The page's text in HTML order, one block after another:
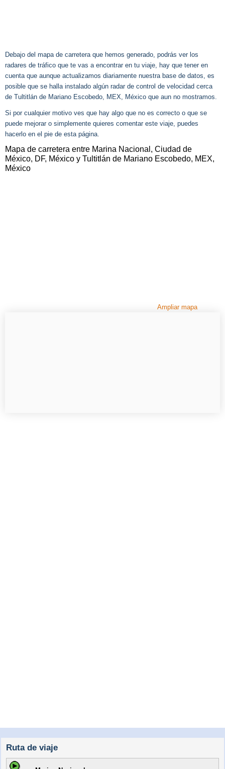
Debajo del mapa de carretera que hemos generado, podrás ver los
radares de tráfico que te vas a encontrar en tu viaje, hay que tener en
cuenta que aunque actualizamos diariamente nuestra base de datos, es
posible que se halla instalado algún radar de control de velocidad cerca
de Tultitlán de Mariano Escobedo, MEX, México que aun no mostramos.
Si por cualquier motivo ves que hay algo que no es correcto o que se
puede mejorar o simplemente quieres comentar este viaje, puedes
hacerlo en el pie de esta página.
Mapa de carretera entre Marina Nacional, Ciudad de
México, DF, México y Tultitlán de Mariano Escobedo, MEX,
México
Ampliar mapa
Ruta de viaje